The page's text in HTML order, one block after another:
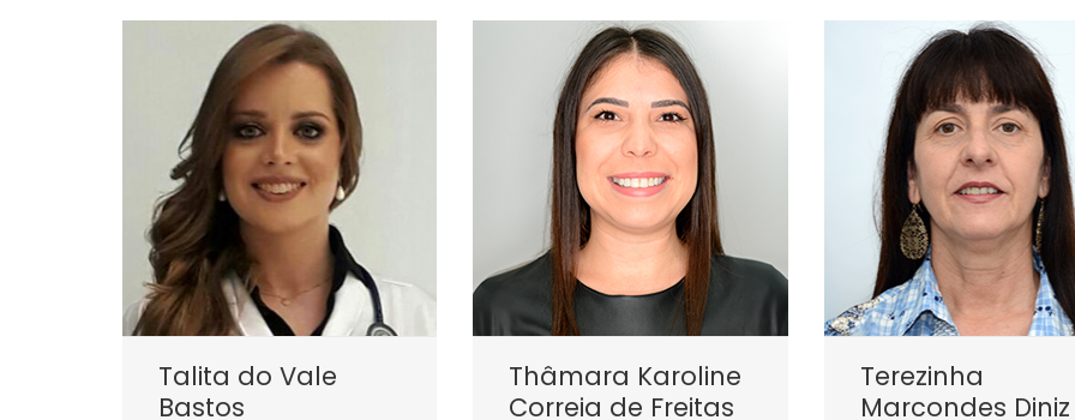
Talita do Vale
Bastos
Thâmara Karoline
Correia de Freitas
Terezinha
Marcondes Diniz